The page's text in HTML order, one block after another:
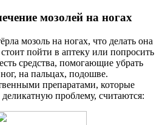
мозолей на ногах
мозоль на ногах, что делать она
пойти в аптеку или попросить
средства, помогающие убрать
на пальцах, подошве.
препаратами, которые
проблему, считаются: